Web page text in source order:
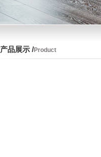
产品展示 /Product